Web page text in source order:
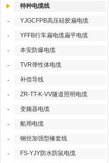
特种电缆线
- YJGCFPB高压硅胶扁电缆
- YFFB行车扁电缆扁平电缆
- 本安防爆电缆
- TVR弹性体电缆
- 补偿导线
- ZR-TT-K-VV隧道照明电缆
- 变频器电缆
- 船用电缆
- 钢丝加强型橡套线
- FS-YJY防水防鼠电缆